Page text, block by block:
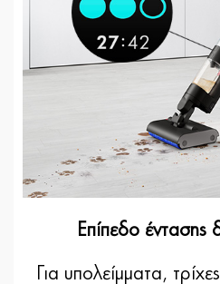
Επίπεδο έντασης
Για υπολείμματα,